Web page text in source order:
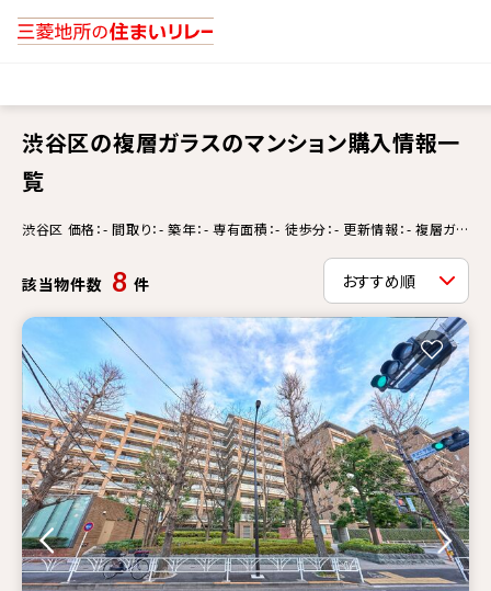
渋谷区の複層ガラスのマンション購入情報一
覧
渋谷区 価格：- 間取り：- 築年：- 専有面積：- 徒歩分：- 更新情報：- 複層ガラ
該当物件数 8 件